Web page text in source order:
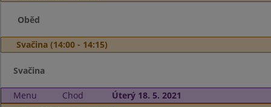
Oběd
Svačina (14:00 - 14:15)
Svačina
Menu Chod
Úterý 18. 5. 2021